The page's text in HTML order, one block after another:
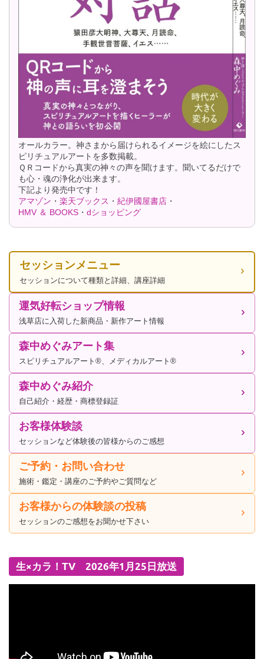
オールカラー。神さまから届けられるイメージを絵にしたス
ピリチュアルアートを多数掲載。
ＱＲコードから真実の神々の声を聞けます。聞いてるだけで
も心・魂の浄化が出来ます。
下記より発売中です！
アマゾン ・ 楽天ブックス ・ 紀伊國屋書店 ・
HMV ＆ BOOKS ・ dショッピング
セッションメニュー
セッションについて種類と詳細、講座詳細
運気好転ショップ情報
浅草店に入荷した新商品・新作アート情報
森中めぐみアート集
スピリチュアルアート®、メディカルアート®
森中めぐみ紹介
自己紹介・経歴・商標登録証
お客様体験談
セッションなど体験後の皆様からのご感想
ご予約・お問い合わせ
施術・鑑定・講座のご予約やご質問など
お客様からの体験談の投稿
セッションのご感想をお聞かせ下さい
生×カラ！TV 2026年1月25日放送